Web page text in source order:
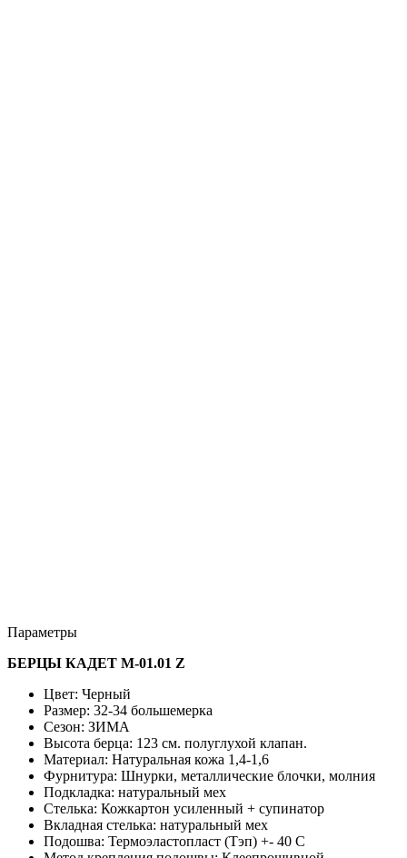
Параметры
БЕРЦЫ КАДЕТ М-01.01 Z
Цвет: Черный
Размер: 32-34 большемерка
Сезон: ЗИМА
Высота берца: 123 см. полуглухой клапан.
Материал: Натуральная кожа 1,4-1,6
Фурнитура: Шнурки, металлические блочки, молния
Подкладка: натуральный мех
Стелька: Кожкартон усиленный + супинатор
Вкладная стелька: натуральный мех
Подошва: Термоэластопласт (Тэп) +- 40 С